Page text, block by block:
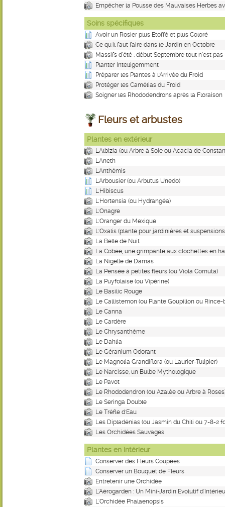
Empêcher la Pousse des Mauvaises Herbes
Soins spécifiques
Avoir un Rosier plus Etoffé et plus Coloré
Ce qu'il faut faire dans le Jardin en Octobre
Massifs d’été : début Septembre tout n’est pas
Planter Intelligemment
Préparer les Plantes à l'Arrivée du Froid
Protéger les Camélias du Froid
Soigner les Rhododendrons après la Floraison
Fleurs et arbustes
Plantes en extérieur
L'Albizia (ou Arbre à Soie ou Acacia de
L'Aneth
L'Anthémis
L'Arbousier (ou Arbutus Unedo)
L'Hibiscus
L'Hortensia (ou Hydrangéa)
L'Onagre
L'Oranger du Mexique
L'Oxalis (plante pour jardinières et
La Belle de Nuit
La Cobée, une grimpante aux clochettes en
La Nigelle de Damas
La Pensée à petites fleurs (ou Viola Cornuta)
La Puyfolaise (ou Vipérine)
Le Basilic Rouge
Le Callistemon (ou Plante Goupillon ou
Le Canna
Le Cardère
Le Chrysanthème
Le Dahlia
Le Géranium Odorant
Le Magnolia Grandiflora (ou Laurier-Tulipier)
Le Narcisse, un Bulbe Mythologique
Le Pavot
Le Rhododendron (ou Azalée ou Arbre à
Le Seringa Double
Le Trèfle d'Eau
Les Dipladénias (ou Jasmin du Chili ou 7-8-2
Les Orchidées Sauvages
Plantes en intérieur
Conserver des Fleurs Coupées
Conserver un Bouquet de Fleurs
Entretenir une Orchidée
L'Aérogarden : Un Mini-Jardin Evolutif
L'Orchidée Phalaenopsis